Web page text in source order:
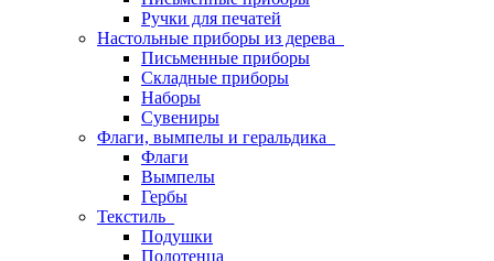
Ручки для печатей
Настольные приборы из дерева
Письменные приборы
Складные приборы
Наборы
Сувениры
Флаги, вымпелы и геральдика
Флаги
Вымпелы
Гербы
Текстиль
Подушки
Полотенца